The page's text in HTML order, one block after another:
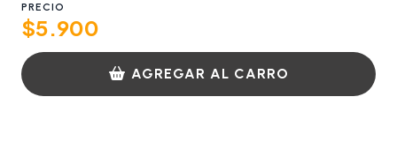
PRECIO
$5.900
AGREGAR AL CARRO